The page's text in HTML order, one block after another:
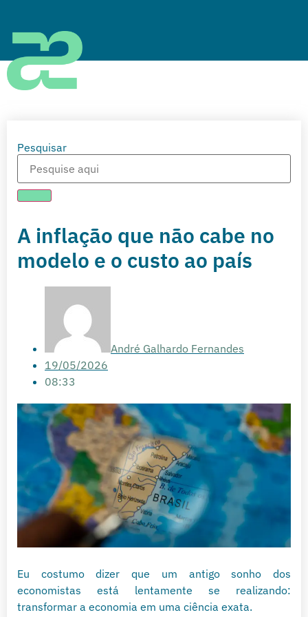
Pesquisar
A inflação que não cabe no
modelo e o custo ao país
André Galhardo Fernandes
19/05/2026
08:33
Eu costumo dizer que um antigo sonho dos
economistas está lentamente se realizando:
transformar a economia em uma ciência exata.